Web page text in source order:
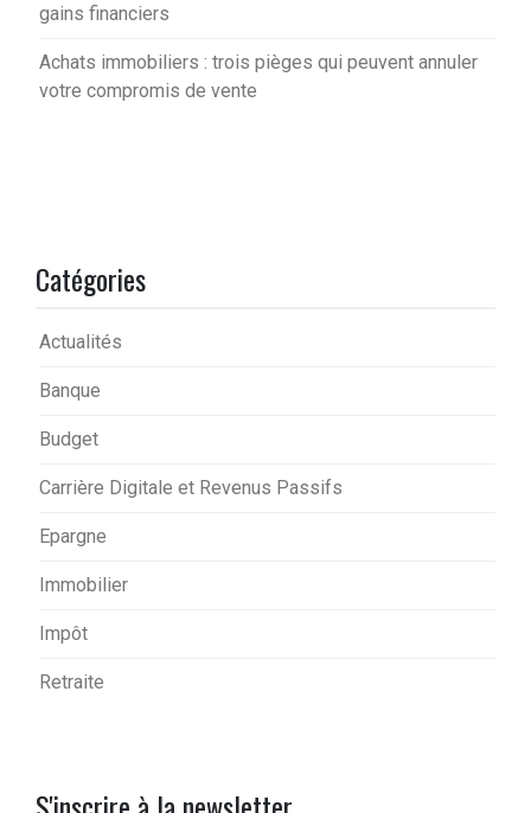
gains financiers
Achats immobiliers : trois pièges qui peuvent annuler
votre compromis de vente
Catégories
Actualités
Banque
Budget
Carrière Digitale et Revenus Passifs
Epargne
Immobilier
Impôt
Retraite